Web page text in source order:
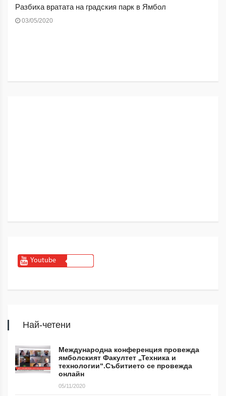
Разбиха вратата на градския парк в Ямбол
03/05/2020
Youtube
Най-четени
Международна конференция провежда
ямболският Факултет „Техника и
технологии“.Събитието се провежда
онлайн
05/11/2020